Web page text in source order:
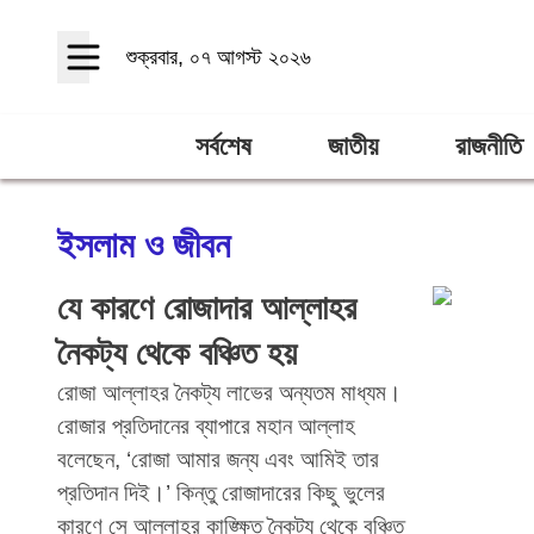
শুক্রবার, ০৭ আগস্ট ২০২৬
সর্বশেষ জাতীয় রাজনীতি
ইসলাম ও জীবন
যে কারণে রোজাদার আল্লাহর
নৈকট্য থেকে বঞ্চিত হয়
রোজা আল্লাহর নৈকট্য লাভের অন্যতম মাধ্যম।
রোজার প্রতিদানের ব্যাপারে মহান আল্লাহ
বলেছেন, ‘রোজা আমার জন্য এবং আমিই তার
প্রতিদান দিই।’ কিন্তু রোজাদারের কিছু ভুলের
কারণে সে আল্লাহর কাঙ্ক্ষিত নৈকট্য থেকে বঞ্চিত